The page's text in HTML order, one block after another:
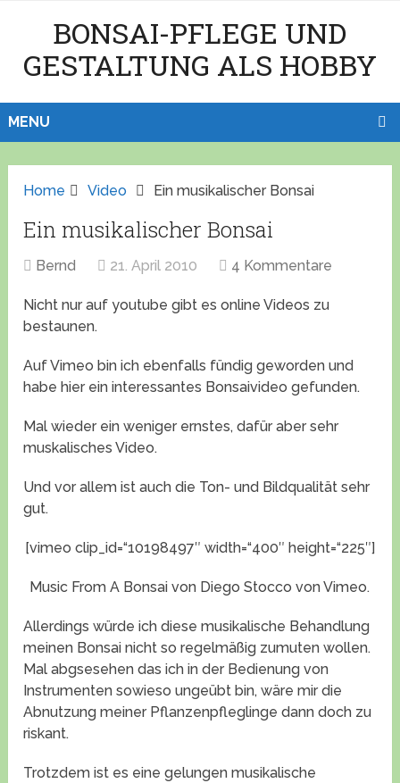
BONSAI-PFLEGE UND
GESTALTUNG ALS HOBBY
MENU
Home Video Ein musikalischer Bonsai
Ein musikalischer Bonsai
Bernd 21. April 2010 4 Kommentare
Nicht nur auf youtube gibt es online Videos zu
bestaunen.
Auf Vimeo bin ich ebenfalls fündig geworden und
habe hier ein interessantes Bonsaivideo gefunden.
Mal wieder ein weniger ernstes, dafür aber sehr
muskalisches Video.
Und vor allem ist auch die Ton- und Bildqualität sehr
gut.
[vimeo clip_id=“10198497″ width=“400″ height=“225″]
Music From A Bonsai von Diego Stocco von Vimeo.
Allerdings würde ich diese musikalische Behandlung
meinen Bonsai nicht so regelmäßig zumuten wollen.
Mal abgsesehen das ich in der Bedienung von
Instrumenten sowieso ungeübt bin, wäre mir die
Abnutzung meiner Pflanzenpfleglinge dann doch zu
riskant.
Trotzdem ist es eine gelungen musikalische